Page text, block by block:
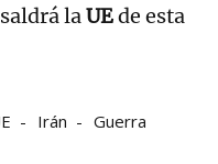
laUEde esta
Irán Guerra